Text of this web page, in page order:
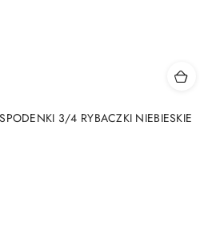
3/4 RYBACZKI NIEBIESKIE